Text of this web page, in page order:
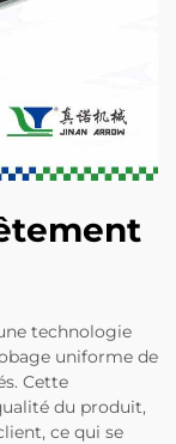
technologie
uniforme de
Cette
du produit,
ce qui se